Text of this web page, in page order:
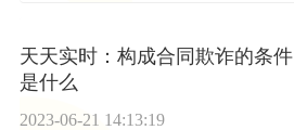
天天实时：构成合同欺诈的条件
是什么
2023-06-21 14:13:19